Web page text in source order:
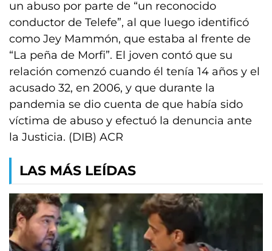
un abuso por parte de “un reconocido
conductor de Telefe”, al que luego identificó
como Jey Mammón, que estaba al frente de
“La peña de Morfi”. El joven contó que su
relación comenzó cuando él tenía 14 años y el
acusado 32, en 2006, y que durante la
pandemia se dio cuenta de que había sido
víctima de abuso y efectuó la denuncia ante
la Justicia. (DIB) ACR
LAS MÁS LEÍDAS